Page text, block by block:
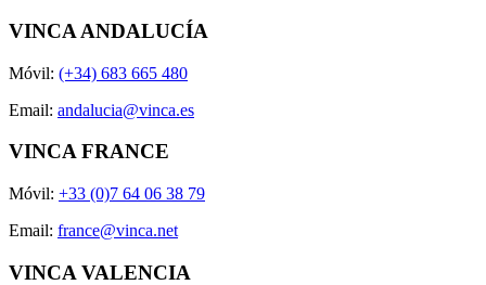
VINCA ANDALUCÍA
Móvil: (+34) 683 665 480
Email: andalucia@vinca.es
VINCA FRANCE
Móvil: +33 (0)7 64 06 38 79
Email: france@vinca.net
VINCA VALENCIA